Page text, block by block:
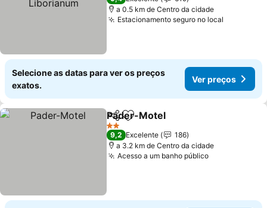
a 0.5 km de Centro da cidade
Estacionamento seguro no local
Selecione as datas para ver os preços
exatos.
Ver preços
PartilharAdicionar aos favoritos
Pader-Motel
2 Estrelas
9,2 Excelente
186
a 3.2 km de Centro da cidade
Acesso a um banho público